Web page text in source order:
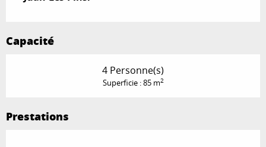
Capacité
4 Personne(s)
Superficie : 85 m2
Prestations